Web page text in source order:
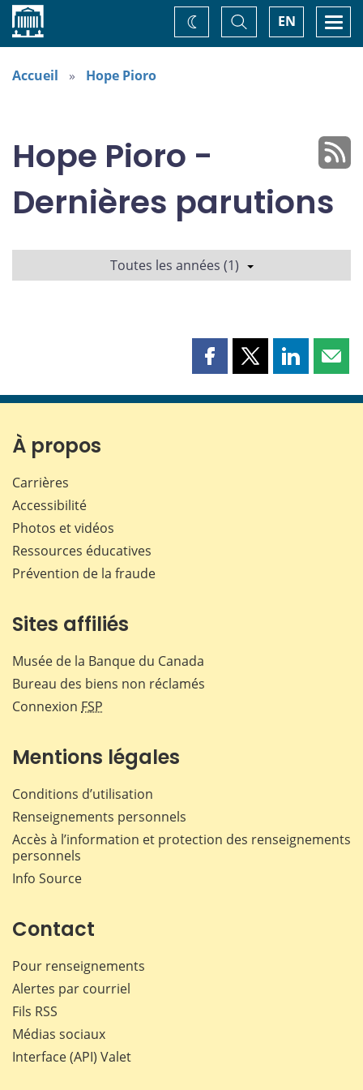
Accueil EN
Basculer
la
recherche
Changez
de
Accueil Hope Pioro
Hope Pioro -
Dernières parutions
Toutes les années (1)
Partager
page
Partager
page
Partager
page page
À propos
Carrières
Accessibilité
Photos et vidéos
Ressources éducatives
Prévention de la fraude
Sites affiliés
Musée de la Banque du Canada
Bureau des biens non réclamés
Connexion FSP
Mentions légales
Conditions d’utilisation
Renseignements personnels
Accès à l’information et protection des renseignements
personnels
Info Source
Contact
Pour renseignements
Alertes par courriel
Fils RSS
Médias sociaux
Interface (API) Valet